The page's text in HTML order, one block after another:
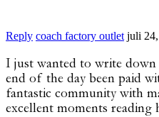
Reply coach factory outlet juli
I just wanted to write down
end of the day been paid
fantastic community with
excellent moments reading